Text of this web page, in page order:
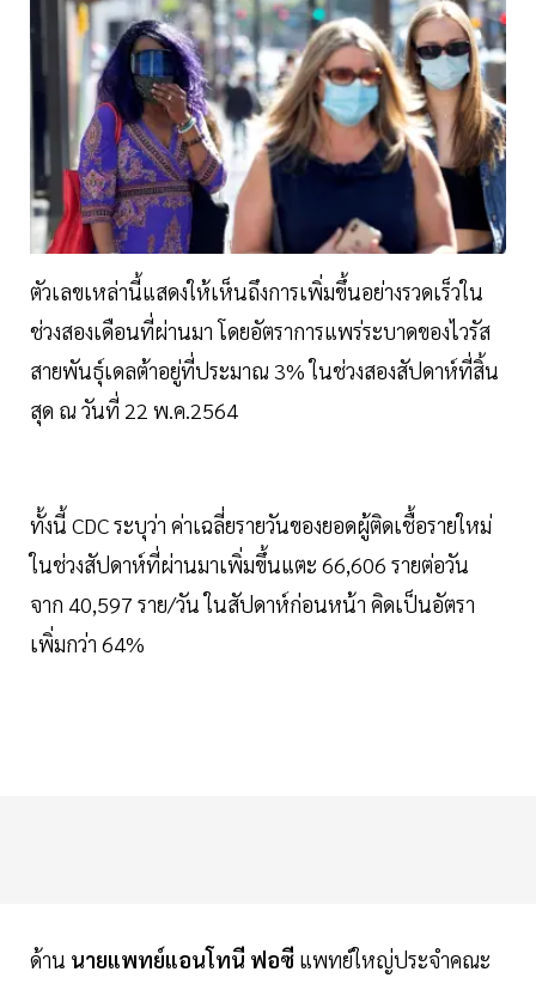
ตัวเลขเหล่านี้แสดงให้เห็นถึงการเพิ่มขึ้นอย่างรวดเร็วใน
ช่วงสองเดือนที่ผ่านมา โดยอัตราการแพร่ระบาดของไวรัส
สายพันธุ์เดลต้าอยู่ที่ประมาณ 3% ในช่วงสองสัปดาห์ที่สิ้น
สุด ณ วันที่ 22 พ.ค.2564
ทั้งนี้ CDC ระบุว่า ค่าเฉลี่ยรายวันของยอดผู้ติดเชื้อรายใหม่
ในช่วงสัปดาห์ที่ผ่านมาเพิ่มขึ้นแตะ 66,606 รายต่อวัน
จาก 40,597 ราย/วัน ในสัปดาห์ก่อนหน้า คิดเป็นอัตรา
เพิ่มกว่า 64%
ด้าน นายแพทย์แอนโทนี ฟอซี แพทย์ใหญ่ประจำคณะ